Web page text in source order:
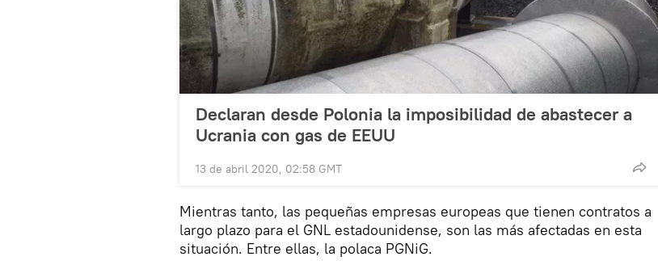
Declaran desde Polonia la imposibilidad de abastecer a
Ucrania con gas de EEUU
13 de abril 2020, 02:58 GMT
Mientras tanto, las pequeñas empresas europeas que tienen contratos a
largo plazo para el GNL estadounidense, son las más afectadas en esta
situación. Entre ellas, la polaca PGNiG.